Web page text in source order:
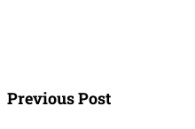
Previous Post